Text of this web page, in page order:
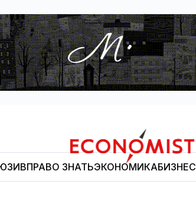
Economist.kg
ПРАВО ЗНАТЬЭКОНОМИКАБИЗНЕС